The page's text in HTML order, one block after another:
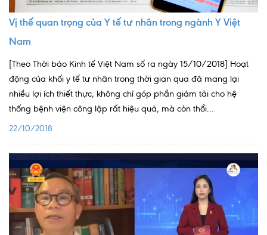
Vị thế quan trọng của Y tế tư nhân trong ngành Y Việt
Nam
[Theo Thời báo Kinh tế Việt Nam số ra ngày 15/10/2018] Hoạt
động của khối y tế tư nhân trong thời gian qua đã mang lại
nhiều lợi ích thiết thực, không chỉ góp phần giảm tải cho hệ
thống bệnh viện công lập rất hiệu quả, mà còn thổi...
22/10/2018